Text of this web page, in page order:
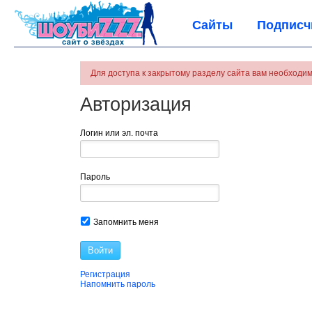
Сайты
Для доступа к закрытому разделу сайта вам
Авторизация
Логин или эл. почта
Пароль
Запомнить меня
Войти
Регистрация
Напомнить пароль